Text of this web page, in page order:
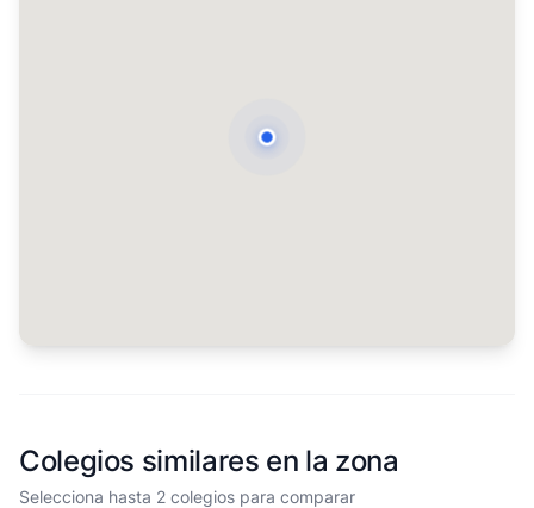
Colegios similares en la zona
Selecciona hasta 2 colegios para comparar